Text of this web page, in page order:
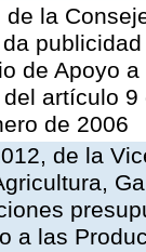
la
de Apoyo
artículo
de 2006
de la
a las